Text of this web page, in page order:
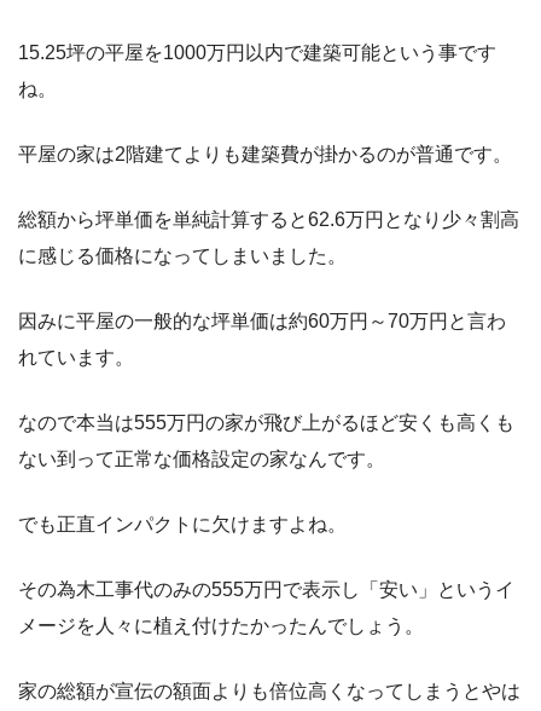
15.25坪の平屋を1000万円以内で建築可能という事です
ね。
平屋の家は2階建てよりも建築費が掛かるのが普通です。
総額から坪単価を単純計算すると62.6万円となり少々割高
に感じる価格になってしまいました。
因みに平屋の一般的な坪単価は約60万円～70万円と言わ
れています。
なので本当は555万円の家が飛び上がるほど安くも高くも
ない到って正常な価格設定の家なんです。
でも正直インパクトに欠けますよね。
その為木工事代のみの555万円で表示し「安い」というイ
メージを人々に植え付けたかったんでしょう。
家の総額が宣伝の額面よりも倍位高くなってしまうとやは